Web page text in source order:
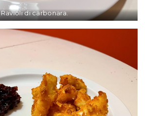
Ravioli di carbonara.